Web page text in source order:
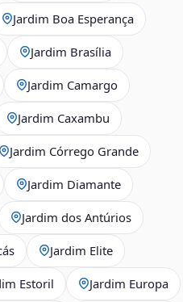
Jardim Boa Esperança
Jardim Brasília
Jardim Camargo
Jardim Caxambu
Jardim Córrego Grande
Jardim Diamante
Jardim dos Antúrios
Jardim Elite
Estoril Jardim Europa